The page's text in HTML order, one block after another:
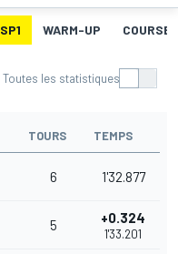
SP1 WARM-UP COURSE 1
Toutes les statistiques
TOURS TEMPS
6 1'32.877
5 +0.324
1'33.201